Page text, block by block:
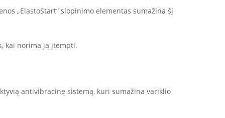
„ElastoStart“ slopinimo elementas sumažina šį
kai norima ją įtempti.
antivibracinę sistemą, kuri sumažina variklio